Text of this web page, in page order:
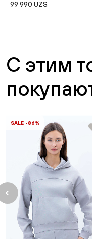
99 990 UZS
С этим
SALE -86%